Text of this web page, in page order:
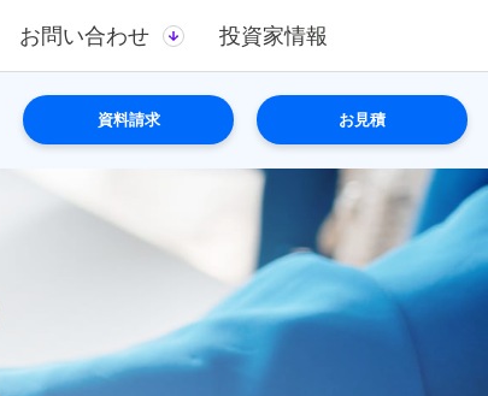
お問い合わせ 投資家情報
資料請求 お見積